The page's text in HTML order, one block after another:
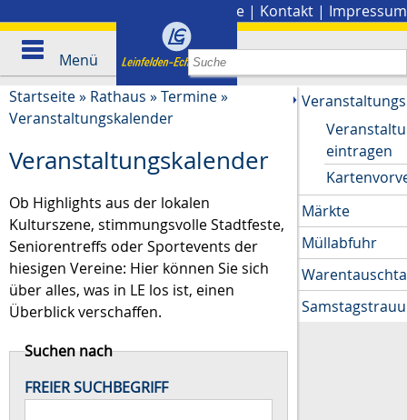
Presse | Kontakt | Impressum
Menü
Startseite» Rathaus »Termine»
Veranstaltungskalender
Veranstaltungskalender
Ob Highlights aus der lokalen
Kulturszene, stimmungsvolle Stadtfeste,
Seniorentreffs oder Sportevents der
hiesigen Vereine: Hier können Sie sich
über alles, was in LE los ist, einen
Überblick verschaffen.
Suchen nach
FREIER SUCHBEGRIFF
eintragen
Märkte
Müllabfuhr